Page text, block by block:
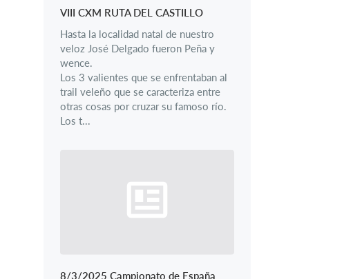
VIII CXM RUTA DEL CASTILLO
Hasta la localidad natal de nuestro
veloz José Delgado fueron Peña y
wence.
Los 3 valientes que se enfrentaban al
trail veleño que se caracteriza entre
otras cosas por cruzar su famoso río.
Los t...
8/3/2025 Campionato de España